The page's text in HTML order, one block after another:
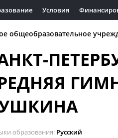
Условия
общеобразовательное
образования Русский